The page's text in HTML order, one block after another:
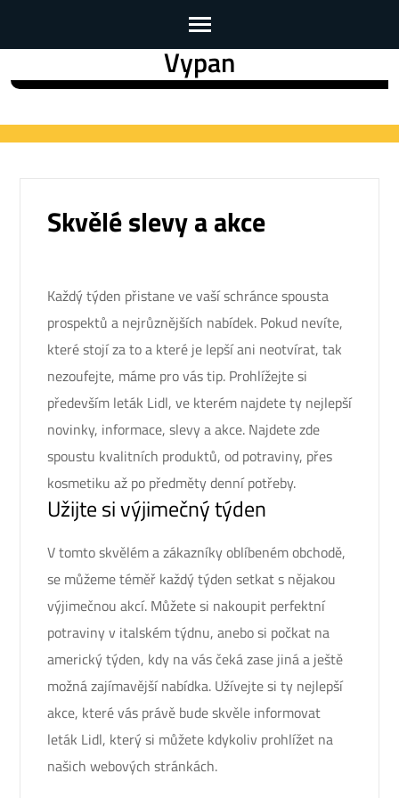
to
(Press
Vypan
Skvělé slevy a akce
Každý týden přistane ve vaší schránce spousta
prospektů a nejrůznějších nabídek. Pokud nevíte,
které stojí za to a které je lepší ani neotvírat, tak
nezoufejte, máme pro vás tip. Prohlížejte si
především leták Lidl, ve kterém najdete ty nejlepší
novinky, informace, slevy a akce. Najdete zde
spoustu kvalitních produktů, od potraviny, přes
kosmetiku až po předměty denní potřeby.
Užijte si výjimečný týden
V tomto skvělém a zákazníky oblíbeném obchodě,
se můžeme téměř každý týden setkat s nějakou
výjimečnou akcí. Můžete si nakoupit perfektní
potraviny v italském týdnu, anebo si počkat na
americký týden, kdy na vás čeká zase jiná a ještě
možná zajímavější nabídka. Užívejte si ty nejlepší
akce, které vás právě bude skvěle informovat
leták Lidl, který si můžete kdykoliv prohlížet na
našich webových stránkách.